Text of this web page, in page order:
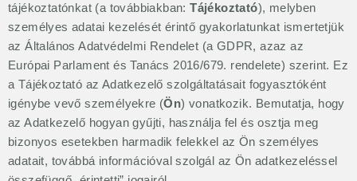
tájékoztatónkat (a továbbiakban:Tájékoztató), melyben
személyes adatai kezelését érintő gyakorlatunkat ismertetjük
az Általános Adatvédelmi Rendelet (a GDPR, azaz az
Európai Parlament és Tanács 2016/679. rendelete) szerint. Ez
a Tájékoztató az Adatkezelő szolgáltatásait fogyasztóként
igénybe vevő személyekre (Ön) vonatkozik. Bemutatja, hogy
az Adatkezelő hogyan gyűjti, használja fel és osztja meg
bizonyos esetekben harmadik felekkel az Ön személyes
adatait, továbbá információval szolgál az Ön adatkezeléssel